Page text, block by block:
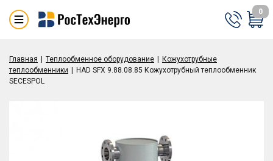
0
Главная Теплообменное оборудование
Кожухотрубные
теплообменники
HAD SFX 9.88.08.85 Кожухотрубный теплообменник
SECESPOL